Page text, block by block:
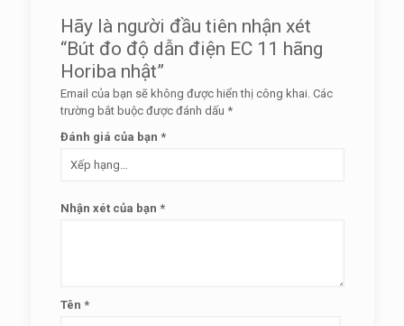
Hãy là người đầu tiên nhận xét
“Bút đo độ dẫn điện EC 11 hãng
Horiba nhật”
Email của bạn sẽ không được hiển thị công khai. Các
trường bắt buộc được đánh dấu *
Đánh giá của bạn *
Nhận xét của bạn *
Tên *